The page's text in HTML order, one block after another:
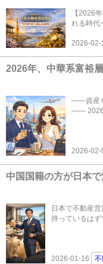
【2026
れる時代
2026-02-
2026年、中華系富裕
――資産
―― 2026
2026-02-
中国国籍の方が日本
日本で不動産
持っているは
2026-01-16 不